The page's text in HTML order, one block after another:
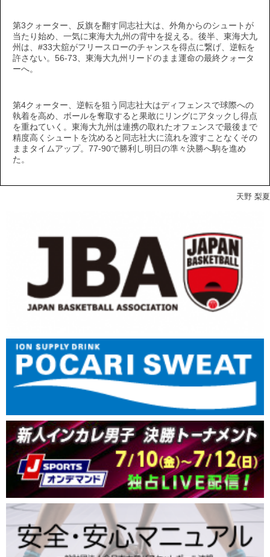
第3クォーター、反旗を翻す同志社大は、外角からのシュートが
当たり始め、一気に東海大九州の背中を捉える。後半、東海大九
州は、#33大舘がフリースローのチャンスを得点に繋げ、逆転を
許さない。56-73、東海大九州リードのまま運命の最終クォータ
ーへ。
第4クォーター、逆転を狙う同志社大はディフェンスで球際への
執着を高め、ボールを奪取すると果敢にリングにアタックし得点
を重ねていく。東海大九州は連携の取れたオフェンスで最後まで
精度高くシュートを沈めると同志社大に流れを渡すことなくその
ままタイムアップ。77-90で勝利し明日の準々決勝へ駒を進め
た。
天野 梨夏